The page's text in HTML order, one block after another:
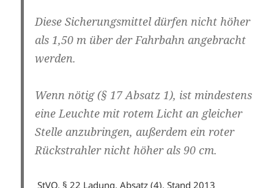
Diese Sicherungsmittel dürfen nicht höher
als 1,50 m über der Fahrbahn angebracht
werden.
Wenn nötig (§ 17 Absatz 1), ist mindestens
eine Leuchte mit rotem Licht an gleicher
Stelle anzubringen, außerdem ein roter
Rückstrahler nicht höher als 90 cm.
StVO, § 22 Ladung, Absatz (4), Stand 2013